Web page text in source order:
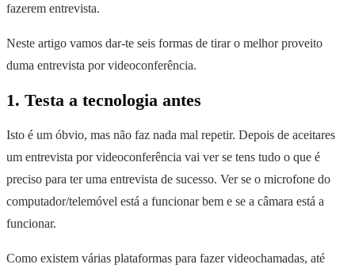
fazerem entrevista.
Neste artigo vamos dar-te seis formas de tirar o melhor proveito
duma entrevista por videoconferência.
1. Testa a tecnologia antes
Isto é um óbvio, mas não faz nada mal repetir. Depois de aceitares
um entrevista por videoconferência vai ver se tens tudo o que é
preciso para ter uma entrevista de sucesso. Ver se o microfone do
computador/telemóvel está a funcionar bem e se a câmara está a
funcionar.
Como existem várias plataformas para fazer videochamadas, até